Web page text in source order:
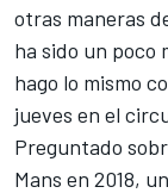
otras maneras
ha sido un poco
hago lo mismo
jueves en el
Preguntado
Mans en 2018,